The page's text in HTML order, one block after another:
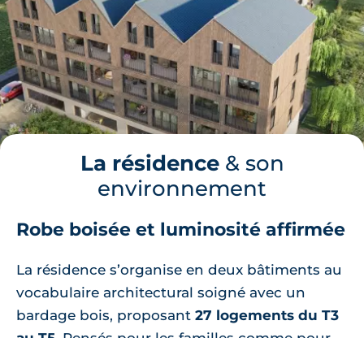
La résidence& son
environnement
Robe boisée et luminosité affirmée
La résidence s’organise en deux bâtiments au
vocabulaire architectural soigné avec un
bardage bois, proposant 27 logements du T3